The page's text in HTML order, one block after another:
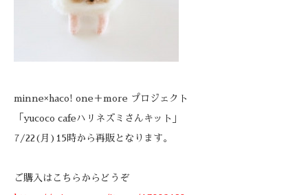
minne×haco! one＋more プロジェクト
「yucoco cafeハリネズミさんキット」
7/22(月)15時から再販となります。
ご購入はこちらからどうぞ